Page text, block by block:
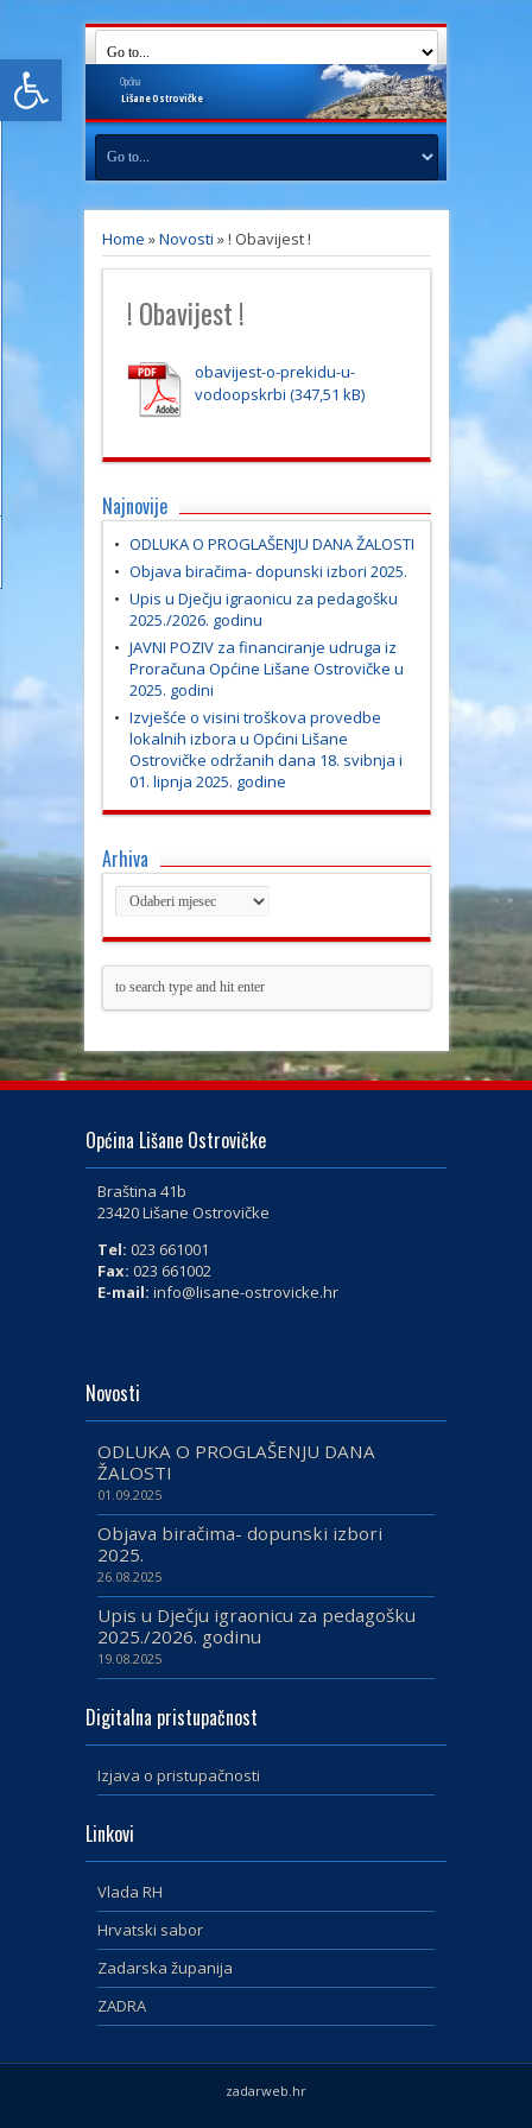
Open toolbar
LišaneOstrovičke
Općina
Home »Novosti »! Obavijest !
! Obavijest !
obavijest-o-prekidu-u-
vodoopskrbi
Najnovije
ODLUKA O PROGLAŠENJU DANA ŽALOSTI
Objava biračima- dopunski izbori 2025.
Upis u Dječju igraonicu za pedagošku
2025./2026. godinu
JAVNI POZIV za financiranje udruga iz
Proračuna Općine Lišane Ostrovičke u
2025. godini
Izvješće o visini troškova provedbe
lokalnih izbora u Općini Lišane
Ostrovičke održanih dana 18. svibnja i
01. lipnja 2025. godine
Arhiva
Općina Lišane Ostrovičke
Braština 41b
23420 Lišane Ostrovičke
Tel: 023 661001
Fax: 023 661002
E-mail: info@lisane-ostrovicke.hr
Novosti
ODLUKA O PROGLAŠENJU DANA
ŽALOSTI
01.09.2025
Objava biračima- dopunski izbori
2025.
26.08.2025
Upis u Dječju igraonicu za pedagošku
2025./2026. godinu
19.08.2025
Digitalna pristupačnost
Izjava o pristupačnosti
Linkovi
Vlada RH
Hrvatski sabor
Zadarska županija
ZADRA
zadarweb.hr